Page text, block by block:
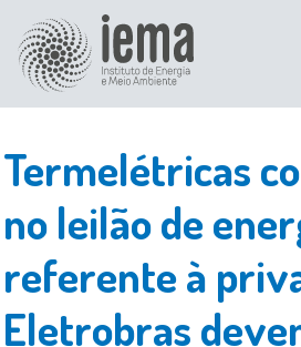
Termelétricas
no leilão de
referente à
Eletrobras